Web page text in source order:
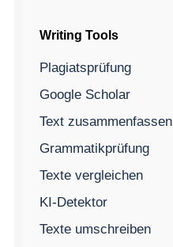
Writing Tools
Plagiatsprüfung
Google Scholar
Text zusammenfassen
Grammatikprüfung
Texte vergleichen
KI-Detektor
Texte umschreiben